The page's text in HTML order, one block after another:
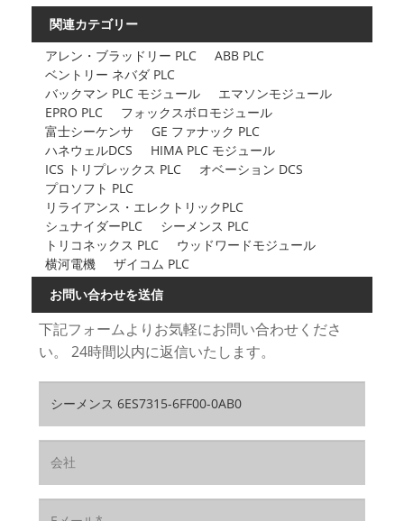
関連カテゴリー
アレン・ブラッドリー PLC
ABB PLC
ベントリー ネバダ PLC
バックマン PLC モジュール
エマソンモジュール
EPRO PLC
フォックスボロモジュール
富士シーケンサ
GE ファナック PLC
ハネウェルDCS
HIMA PLC モジュール
ICS トリプレックス PLC
オベーション DCS
プロソフト PLC
リライアンス・エレクトリックPLC
シュナイダーPLC
シーメンス PLC
トリコネックス PLC
ウッドワードモジュール
横河電機
ザイコム PLC
お問い合わせを送信
下記フォームよりお気軽にお問い合わせくださ
い。 24時間以内に返信いたします。